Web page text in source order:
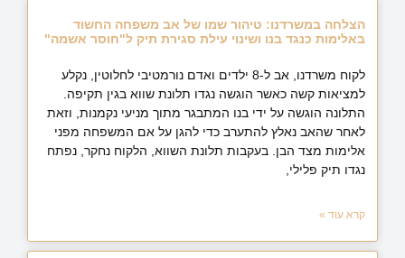
הצלחה במשרדנו: טיהור שמו של אב משפחה החשוד
באלימות כנגד בנו ושינוי עילת סגירת תיק ל"חוסר אשמה"
לקוח משרדנו, אב ל-8 ילדים ואדם נורמטיבי לחלוטין, נקלע
למציאות קשה כאשר הוגשה נגדו תלונת שווא בגין תקיפה.
התלונה הוגשה על ידי בנו המתבגר מתוך מניעי נקמנות, וזאת
לאחר שהאב נאלץ להתערב כדי להגן על אם המשפחה מפני
אלימות מצד הבן. בעקבות תלונת השווא, הלקוח נחקר, נפתח
נגדו תיק פלילי,
קרא עוד »